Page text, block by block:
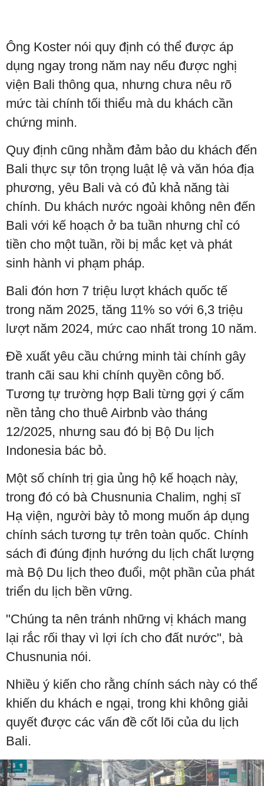
Ông Koster nói quy định có thể được áp
dụng ngay trong năm nay nếu được nghị
viện Bali thông qua, nhưng chưa nêu rõ
mức tài chính tối thiểu mà du khách cần
chứng minh.
Quy định cũng nhằm đảm bảo du khách đến
Bali thực sự tôn trọng luật lệ và văn hóa địa
phương, yêu Bali và có đủ khả năng tài
chính. Du khách nước ngoài không nên đến
Bali với kế hoạch ở ba tuần nhưng chỉ có
tiền cho một tuần, rồi bị mắc kẹt và phát
sinh hành vi phạm pháp.
Bali đón hơn 7 triệu lượt khách quốc tế
trong năm 2025, tăng 11% so với 6,3 triệu
lượt năm 2024, mức cao nhất trong 10 năm.
Đề xuất yêu cầu chứng minh tài chính gây
tranh cãi sau khi chính quyền công bố.
Tương tự trường hợp Bali từng gợi ý cấm
nền tảng cho thuê Airbnb vào tháng
12/2025, nhưng sau đó bị Bộ Du lịch
Indonesia bác bỏ.
Một số chính trị gia ủng hộ kế hoạch này,
trong đó có bà Chusnunia Chalim, nghị sĩ
Hạ viện, người bày tỏ mong muốn áp dụng
chính sách tương tự trên toàn quốc. Chính
sách đi đúng định hướng du lịch chất lượng
mà Bộ Du lịch theo đuổi, một phần của phát
triển du lịch bền vững.
"Chúng ta nên tránh những vị khách mang
lại rắc rối thay vì lợi ích cho đất nước", bà
Chusnunia nói.
Nhiều ý kiến cho rằng chính sách này có thể
khiến du khách e ngại, trong khi không giải
quyết được các vấn đề cốt lõi của du lịch
Bali.